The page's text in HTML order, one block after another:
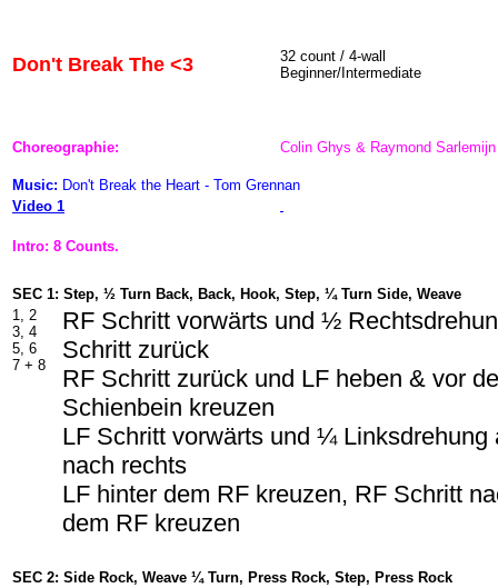
Don't Break The <3
32 count / 4-wall
Beginner/Intermediate
Choreographie: Colin Ghys & Raymond Sarlemijn
Music: Don't Break the Heart - Tom Grennan
Video 1
Intro: 8 Counts.
SEC 1: Step, ½ Turn Back, Back, Hook, Step, ¼ Turn Side, Weave
1, 2
3, 4
5, 6
7 + 8
RF Schritt vorwärts und ½
Schritt zurück
RF Schritt zurück und LF heben & vor
Schienbein kreuzen
LF Schritt vorwärts und ¼ Linksdrehung
nach rechts
LF hinter dem RF kreuzen, RF Schritt
dem RF kreuzen
SEC 2: Side Rock, Weave ¼ Turn, Press Rock, Step, Press Rock